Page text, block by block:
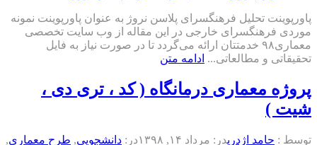
پاورپوینت تحلیل فرهنگسرای پلاسن نروژ به عنوان پاورپوینت نمونه
موردی فرهنگسرای خارجی در این مقاله از وب سایت تخصصی
معماری‌۹۸ خدمتتان ارائه می‌گردد تا در صورت نیاز به فایل
تحقیقاتی و مطالعاتی... ادامه متن
پروژه معماری درمانگاه ( کد ، تری دی ،
شیت )
توسط : حامد اژدریدر: مرداد ۱۴, ۱۳۹۸ در: دانشجویی, طرح معماری,